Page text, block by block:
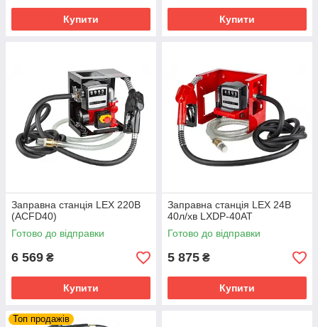
Купити Купити
Заправна станція LEX 220В
(ACFD40)
Готово до відправки
6 569 ₴
Купити
Заправна станція LEX 24В
40л/хв LXDP-40AT
Готово до відправки
5 875 ₴
Купити
Топ продажів